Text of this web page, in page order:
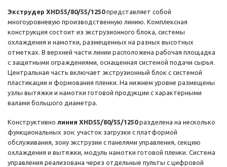
Экструдер XHD55/80/55/1250представляет собой
многоуровневую производственную линию. Комплексная
конструкция состоит из экструзионного блока, системы
охлаждения и намотки, размещенных на разных высотных
отметках. В верхней части линии расположена рабочая площадка
с защитными ограждениями, оснащенная системой подачи сырья.
Центральная часть включает экструзионный блок с системой
пластикации и формования пленки. На нижнем уровне размещены
узлы вытяжки и намотки готовой продукции с характерными
валами большого диаметра.
Конструктивно линия XHD55/80/55/1250разделена на несколько
функциональных зон: участок загрузки с платформой
обслуживания, зону экструзии с панелями управления, секцию
охлаждения и вытяжки, модуль намотки готовой пленки. Система
управления реализована через отдельные пульты с цифровой